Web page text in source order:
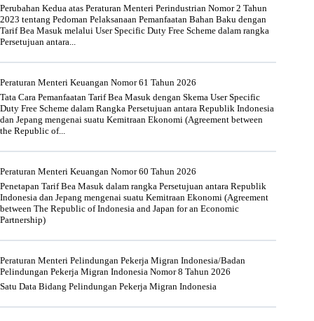
Perubahan Kedua atas Peraturan Menteri Perindustrian Nomor 2 Tahun
2023 tentang Pedoman Pelaksanaan Pemanfaatan Bahan Baku dengan
Tarif Bea Masuk melalui User Specific Duty Free Scheme dalam rangka
Persetujuan antara...
Peraturan Menteri Keuangan Nomor 61 Tahun 2026
Tata Cara Pemanfaatan Tarif Bea Masuk dengan Skema User Specific
Duty Free Scheme dalam Rangka Persetujuan antara Republik Indonesia
dan Jepang mengenai suatu Kemitraan Ekonomi (Agreement between
the Republic of...
Peraturan Menteri Keuangan Nomor 60 Tahun 2026
Penetapan Tarif Bea Masuk dalam rangka Persetujuan antara Republik
Indonesia dan Jepang mengenai suatu Kemitraan Ekonomi (Agreement
between The Republic of Indonesia and Japan for an Economic
Partnership)
Peraturan Menteri Pelindungan Pekerja Migran Indonesia/Badan
Pelindungan Pekerja Migran Indonesia Nomor 8 Tahun 2026
Satu Data Bidang Pelindungan Pekerja Migran Indonesia